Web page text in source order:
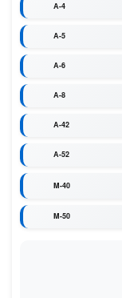
A-4
A-5
A-6
A-8
A-42
A-52
M-40
M-50